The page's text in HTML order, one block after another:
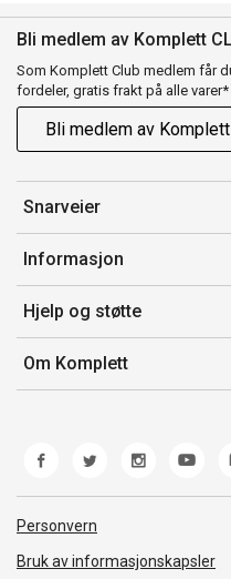
Bli medlem av Komplett
Som Komplett Club medlem får
fordeler, gratis frakt på alle varer*
Bli medlem av
Snarveier
Min side
Ordreoversikt
Flex
Komplett Club
Informasjon
Salgsbetingelser
Medlemsvilkår for Komplett
Merker/produsent
Hjelp og støtte
Kontakt oss
Kundeservice
Retur
Reklamasjon og garanti
Frakt og levering
Om Komplett
Personvern
Bruk av informasjonskapsler